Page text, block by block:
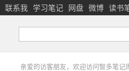
联系我 学习笔记 网盘 微博 读书
亲爱的访客朋友，欢迎访问智多笔